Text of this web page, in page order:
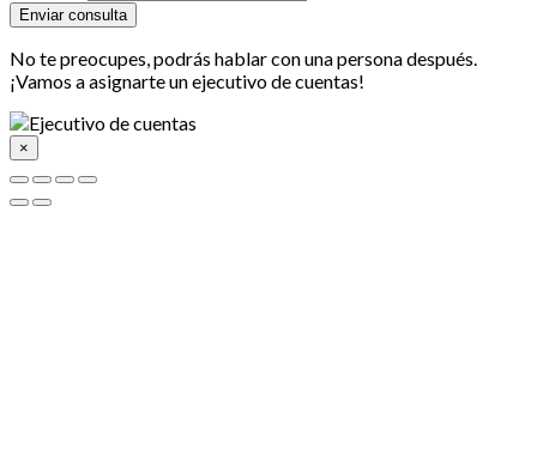
Enviar consulta
No te preocupes, podrás hablar con una persona después.
¡Vamos a asignarte un ejecutivo de cuentas!
×